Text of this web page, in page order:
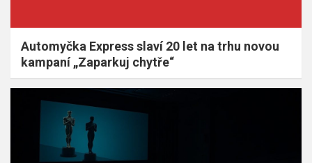
Automyčka Express slaví 20 let na trhu novou
kampaní „Zaparkuj chytře“